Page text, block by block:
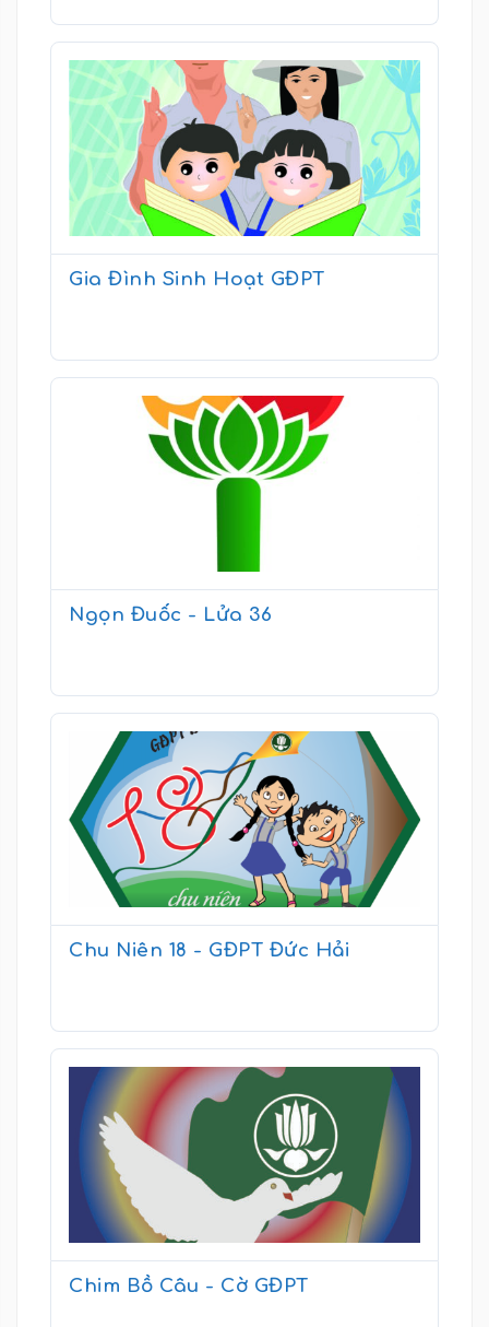
Gia Đình Sinh Hoạt GĐPT
Ngọn Đuốc - Lửa 36
Chu Niên 18 - GĐPT Đức Hải
Chim Bồ Câu - Cờ GĐPT